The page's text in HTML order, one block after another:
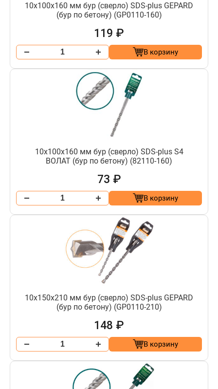
10х100х160 мм бур (сверло) SDS-plus GEPARD
(бур по бетону) (GP0110-160)
119 ₽
В корзину
10х100х160 мм бур (сверло) SDS-plus S4
ВОЛАТ (бур по бетону) (82110-160)
73 ₽
В корзину
10х150х210 мм бур (сверло) SDS-plus GEPARD
(бур по бетону) (GP0110-210)
148 ₽
В корзину